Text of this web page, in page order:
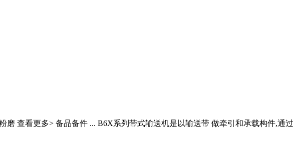
查看更多> 备品备件 ... B6X系列带式输送机是以输送带 做牵引和承载构件,通过